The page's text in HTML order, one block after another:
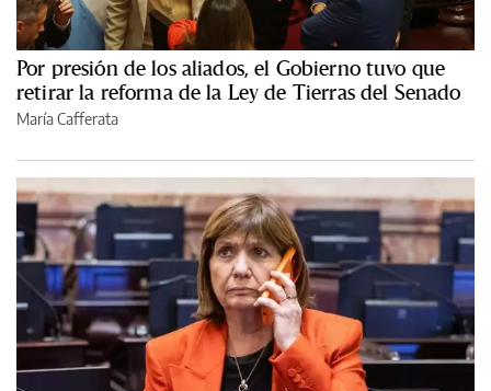
Por presión de los aliados, el Gobierno tuvo que
retirar la reforma de la Ley de Tierras del Senado
María Cafferata